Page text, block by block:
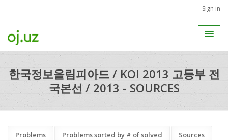
Sign in
한국정보올림피아드 / KOI 2013 고등부 전
국본선 / 2013 - SOURCES
Problems Problems sorted by # of solved
Sources